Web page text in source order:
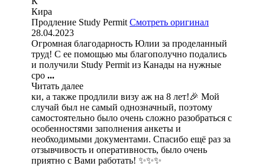
Кира
Продление Study Permit Смотреть оригинал
28.04.2023
Огромная благодарность Юлии за проделанный
труд! С ее помощью мы благополучно подались
и получили Study Permit из Канады на нужные
сро ...
Читать далее
ки, а также продлили визу аж на 8 лет!🎉 Мой
случай был не самый однозначный, поэтому
самостоятельно было очень сложно разобраться с
особенностями заполнения анкеты и
необходимыми документами. Спасибо ещё раз за
отзывчивость и оперативность, было очень
приятно с Вами работать! ✨✨✨